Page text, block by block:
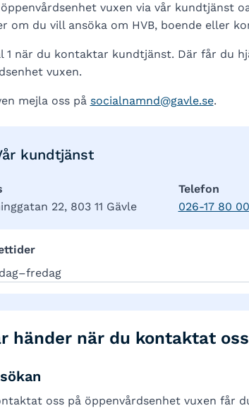
vuxen via vår kundtjänst
om du vill ansöka om HVB, boende eller
1 när du kontaktar kundtjänst. Där får du
vuxen.
mejla oss på socialnamnd@gavle.se.
kundtjänst
22, 803 11 Gävle
Telefon
026-17 80 00
händer när du kontaktat oss
oss på öppenvårdsenhet vuxen får